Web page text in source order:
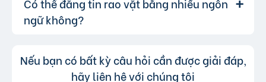
khả năng hiển thị.
bạn chỉ không thể chuyển tin đăng sang
chuyên mục khác mà cần đăng tin mới.
Trả lời:
thông qua lượt nhấp và truy cập trực tiếp, có
bài đăng.
Có thể đăng tin rao vặt bằng nhiều ngôn
ngữ không?
Trả lời:
Không, trang web chỉ chấp nhận các
tin đăng sử dụng tiếng Việt có dấu.
Nếu bạn có bất kỳ câu hỏi cần được giải đáp,
hãy liên hệ với chúng tôi